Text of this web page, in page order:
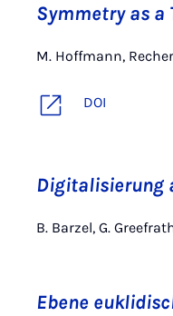
Symmetry as a
M. Hoffmann,
DOI
Digitalisierung
B. Barzel, G.
Ebene